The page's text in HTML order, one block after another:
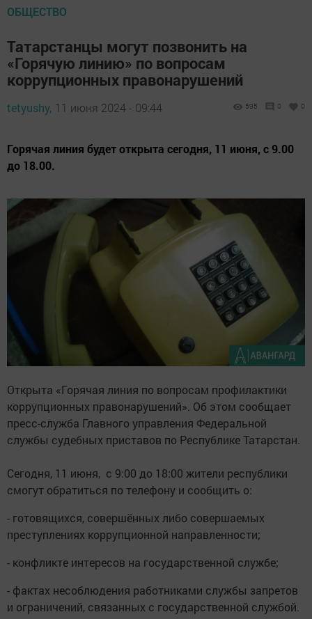
ОБЩЕСТВО
Татарстанцы могут позвонить на
«Горячую линию» по вопросам
коррупционных правонарушений
tetyushy, 11 июня 2024 - 09:44 595 0 0
Горячая линия будет открыта сегодня, 11 июня, с 9.00
до 18.00.
Открыта «Горячая линия по вопросам профилактики
коррупционных правонарушений». Об этом сообщает
пресс-служба Главного управления Федеральной
службы судебных приставов по Республике Татарстан.
Сегодня, 11 июня, с 9:00 до 18:00 жители республики
смогут обратиться по телефону и сообщить о:
- готовящихся, совершённых либо совершаемых
преступлениях коррупционной направленности;
- конфликте интересов на государственной службе;
- фактах несоблюдения работниками службы запретов
и ограничений, связанных с государственной службой.